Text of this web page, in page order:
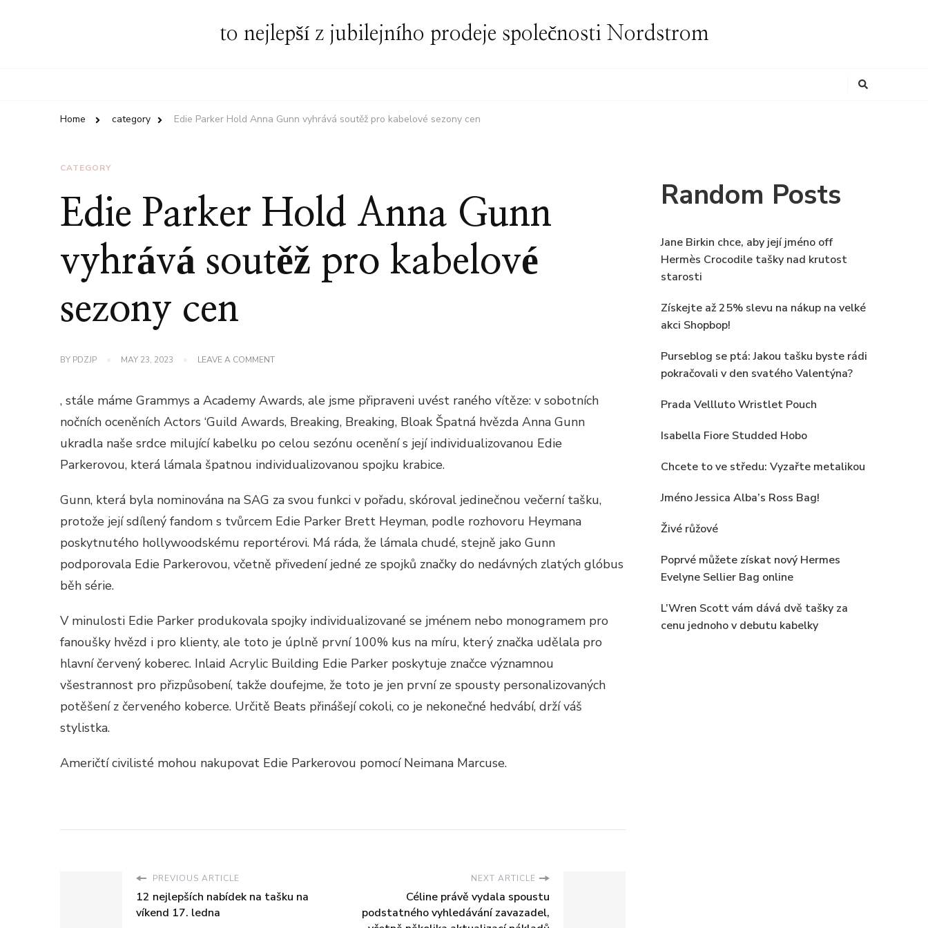
to nejlepší z jubilejního prodeje společnosti Nordstrom
Home category Edie Parker Hold Anna Gunn vyhrává soutěž pro kabelové sezony cen
CATEGORY
Edie Parker Hold Anna Gunn
vyhrává soutěž pro kabelové
sezony cen
BY PDZJP MAY 23, 2023 LEAVE A COMMENTON
HOLD
ANNA
GUNN
VYHRÁVÁ
SOUTĚŽ
KABELOVÉ
, stále máme Grammys a Academy Awards, ale jsme připraveni uvést raného vítěze: v sobotních
nočních oceněních Actors ‘Guild Awards, Breaking, Breaking, Bloak Špatná hvězda Anna Gunn
ukradla naše srdce milující kabelku po celou sezónu ocenění s její individualizovanou Edie
Parkerovou, která lámala špatnou individualizovanou spojku krabice.
Gunn, která byla nominována na SAG za svou funkci v pořadu, skóroval jedinečnou večerní tašku,
protože její sdílený fandom s tvůrcem Edie Parker Brett Heyman, podle rozhovoru Heymana
poskytnutého hollywoodskému reportérovi. Má ráda, že lámala chudé, stejně jako Gunn
podporovala Edie Parkerovou, včetně přivedení jedné ze spojků značky do nedávných zlatých glóbus
běh série.
V minulosti Edie Parker produkovala spojky individualizované se jménem nebo monogramem pro
fanoušky hvězd i pro klienty, ale toto je úplně první 100% kus na míru, který značka udělala pro
hlavní červený koberec. Inlaid Acrylic Building Edie Parker poskytuje značce významnou
všestrannost pro přizpůsobení, takže doufejme, že toto je jen první ze spousty personalizovaných
potěšení z červeného koberce. Určitě Beats přinášejí cokoli, co je nekonečné hedvábí, drží váš
stylistka.
Američtí civilisté mohou nakupovat Edie Parkerovou pomocí Neimana Marcuse.
PREVIOUS ARTICLE
12 nejlepších nabídek na tašku na
víkend 17. ledna
NEXT ARTICLE
Céline právě vydala spoustu
podstatného vyhledávání zavazadel,
Random Posts
Jane Birkin chce, aby její jméno off
Hermès Crocodile tašky nad krutost
starosti
Získejte až 25% slevu na nákup na velké
akci Shopbop!
Purseblog se ptá: Jakou tašku byste rádi
pokračovali v den svatého Valentýna?
Prada Vellluto Wristlet Pouch
Isabella Fiore Studded Hobo
Chcete to ve středu: Vyzařte metalikou
Jméno Jessica Alba’s Ross Bag!
Živé růžové
Poprvé můžete získat nový Hermes
Evelyne Sellier Bag online
L’Wren Scott vám dává dvě tašky za
cenu jednoho v debutu kabelky